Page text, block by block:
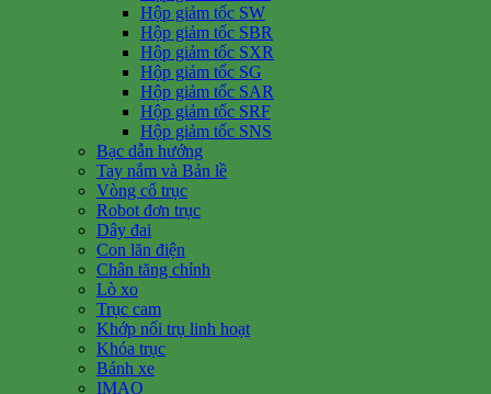
Hộp giảm tốc SW
Hộp giảm tốc SBR
Hộp giảm tốc SXR
Hộp giảm tốc SG
Hộp giảm tốc SAR
Hộp giảm tốc SRF
Hộp giảm tốc SNS
Bạc dẫn hướng
Tay nắm và Bản lề
Vòng cổ trục
Robot đơn trục
Dây đai
Con lăn điện
Chân tăng chỉnh
Lò xo
Trục cam
Khớp nối trụ linh hoạt
Khóa trục
Bánh xe
IMAO